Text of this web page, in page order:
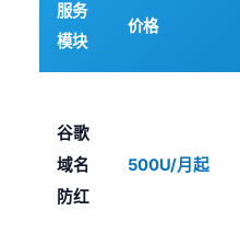
服务
模块
价格
谷歌
域名
防红
500U/月起